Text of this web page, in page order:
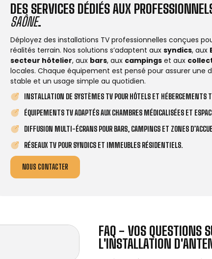
DES SERVICES DÉDIÉS AUX
SAÔNE.
Déployez des installations TV professionnelles conçues
réalités terrain. Nos solutions s’adaptent aux syndics, aux
secteur hôtelier, aux bars, aux campings et aux
locales. Chaque équipement est pensé pour assurer une
stable et un usage simple au quotidien.
INSTALLATION DE SYSTÈMES TV POUR HÔTELS ET HÉBERGEMENTS
ÉQUIPEMENTS TV ADAPTÉS AUX CHAMBRES MÉDICALISÉES ET
DIFFUSION MULTI-ÉCRANS POUR BARS, CAMPINGS ET ZONES
RÉSEAUX TV POUR SYNDICS ET IMMEUBLES RÉSIDENTIELS.
NOUS CONTACTER
FAQ - VOS QUESTIONS
L'INSTALLATION